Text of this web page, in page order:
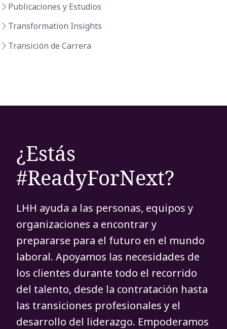
Publicaciones y Estudios
Transformation Insights
Transición de Carrera
¿Estás
#ReadyForNext?
LHH ayuda a las personas, equipos y
organizaciones a encontrar y
prepararse para el futuro en el mundo
laboral. Apoyamos las necesidades de
los clientes durante todo el recorrido
del talento, desde la contratación hasta
las transiciones profesionales y el
desarrollo del liderazgo. Empoderamos